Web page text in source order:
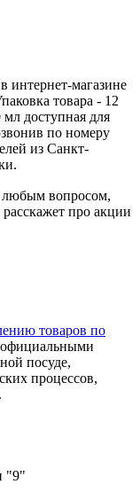
интернет-магазине
товара - 12
доступная для
по номеру
из Санкт-
любым вопросом,
про акции
товаров по
официальными
посуде,
процессов,
"9"